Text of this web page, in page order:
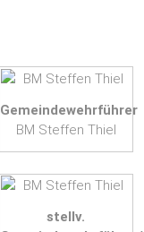
Gemeindewehrführer
BM Steffen Thiel
stellv.